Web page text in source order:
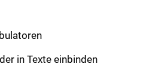
in Texte einbinden